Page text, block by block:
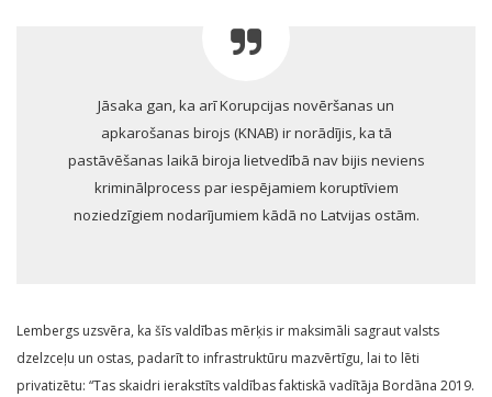
Jāsaka gan, ka arī Korupcijas novēršanas un
apkarošanas birojs (KNAB) ir norādījis, ka tā
pastāvēšanas laikā biroja lietvedībā nav bijis neviens
kriminālprocess par iespējamiem koruptīviem
noziedzīgiem nodarījumiem kādā no Latvijas ostām.
Lembergs uzsvēra, ka šīs valdības mērķis ir maksimāli sagraut valsts
dzelzceļu un ostas, padarīt to infrastruktūru mazvērtīgu, lai to lēti
privatizētu: “Tas skaidri ierakstīts valdības faktiskā vadītāja Bordāna 2019.